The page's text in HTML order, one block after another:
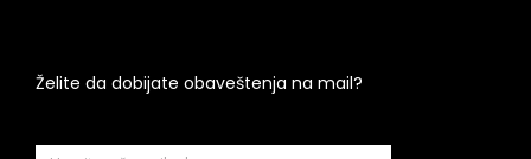
Želite da dobijate obaveštenja na mail?